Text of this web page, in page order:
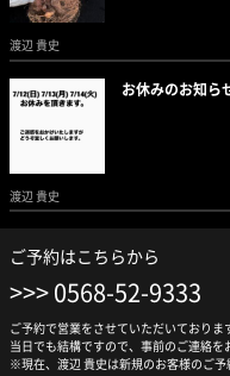
渡辺 貴史
お休みのお知ら
渡辺 貴史
ご予約はこちらから
0568-52-9333
ご予約で営業をさせていただいておりま
当日でも結構ですので、事前のご連絡を
※現在、渡辺 貴史は新規のお客様のご予